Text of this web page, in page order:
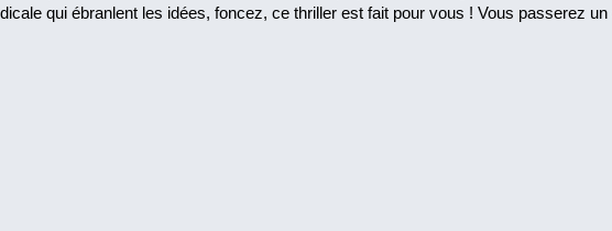
qui ébranlent les idées, foncez, ce thriller est fait pour vous ! Vous passerez